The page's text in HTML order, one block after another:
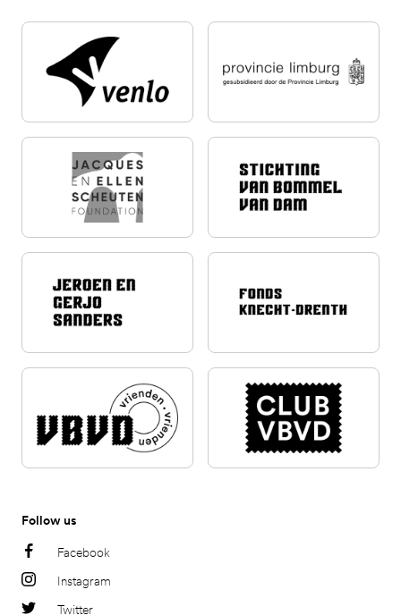
Follow us
Facebook
Instagram
Twitter